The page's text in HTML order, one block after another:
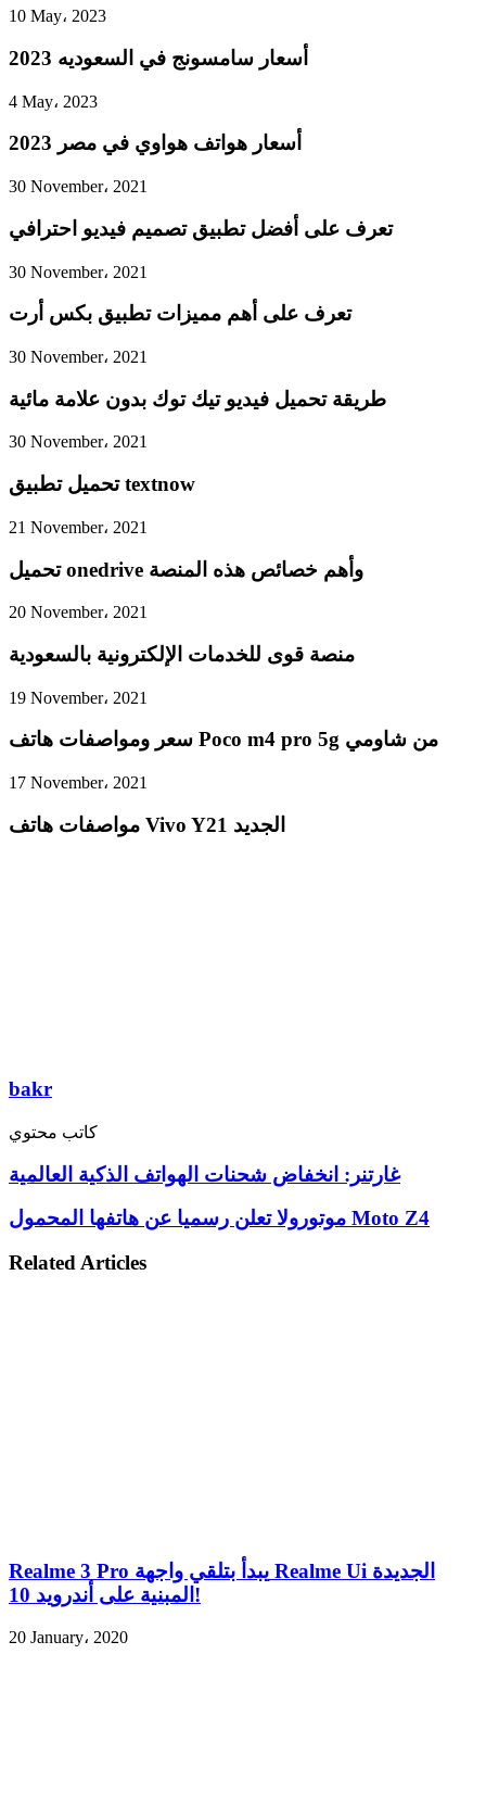
10 May، 2023
أسعار سامسونج في السعوديه 2023
4 May، 2023
أسعار هواتف هواوي في مصر 2023
30 November، 2021
تعرف على أفضل تطبيق تصميم فيديو احترافي
30 November، 2021
تعرف على أهم مميزات تطبيق بكس أرت
30 November، 2021
طريقة تحميل فيديو تيك توك بدون علامة مائية
30 November، 2021
تحميل تطبيق textnow
21 November، 2021
تحميل onedrive وأهم خصائص هذه المنصة
20 November، 2021
منصة قوى للخدمات الإلكترونية بالسعودية
19 November، 2021
سعر ومواصفات هاتف Poco m4 pro 5g من شاومي
17 November، 2021
مواصفات هاتف Vivo Y21 الجديد
bakr
كاتب محتوي
غارتنر: انخفاض شحنات الهواتف الذكية العالمية
موتورولا تعلن رسميا عن هاتفها المحمول Moto Z4
Related Articles
Realme 3 Pro يبدأ بتلقي واجهة Realme Ui الجديدة
المبنية على أندرويد 10!
20 January، 2020